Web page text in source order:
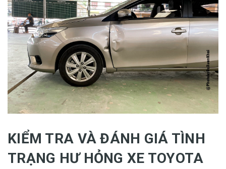
KIỂM TRA VÀ ĐÁNH GIÁ TÌNH
TRẠNG HƯ HỎNG XE TOYOTA